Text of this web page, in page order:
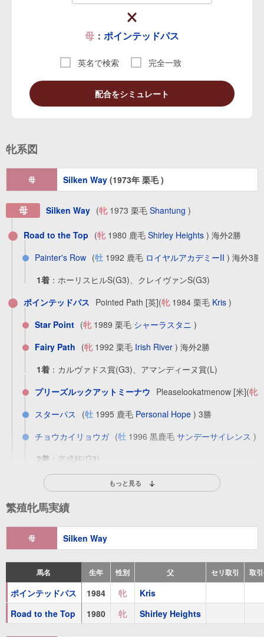
母 ： ポインテッドパス
英名で検索 完全一致
配合をシミュレート
牝系図
母 Silken Way (1973年 栗毛 )
母 Silken Way (牝1973 栗毛 Shantung )
Road to the Top (牝1980 鹿毛 Shirley Heights ) 海外2勝
Painter's Row (牡 1992 鹿毛 ロイヤルアカデミーII ) 海外3勝
1着 ： ホーリスヒルS(G3)、クレイヴァンS(G3)
ポインテッドパス Pointed Path [英](牝1984 栗毛 Kris )
Star Point (牝1989 栗毛 シャーラスタニ )
Fairy Path (牝1992 栗毛 Irish River ) 海外2勝
1着 ： カルヴァドス賞(G3)、アマンディーヌ賞(L)
プリーズルックアットミーナウ Pleaselookatmenow [米](牝
スターパス
(牡 1995 鹿毛 Personal Hope ) 3勝
チョウカイリョウガ (牡 1996 黒鹿毛 サンデーサイレンス )
2着 ： 京成杯(G3)
ゴールドポイント
牝1998 栗毛 サンデーサイレンス
アグネスプラネット
ネオユニヴァース (牡2000 鹿毛サンデーサイレンス) 7勝、
1着：皐月賞(G1)、東京優駿(G1)、フジTVスプリングS(G2)
3着：菊花賞(G1)、神戸新聞杯(G2)
マルカポインテッド
牡2001 鹿毛
グラマラススカイ
2004 黒鹿毛 マンハッタンカフェ
もっと見る
繁殖牝馬実績
母 Silken Way
馬名 生年 性別 父 セリ取引 取
ポインテッドパス 1984 牝
Kris
Road to the Top
1980 牝 Shirley Heights